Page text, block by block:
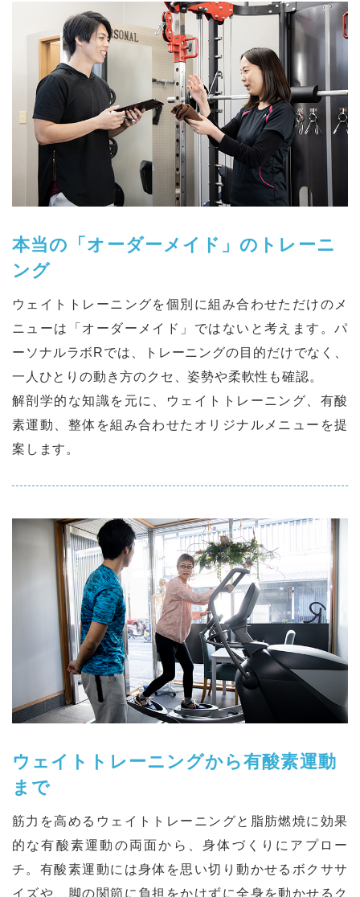
本当の「オーダーメイド」のトレーニ
ング
ウェイトトレーニングを個別に組み合わせただけのメ
ニューは「オーダーメイド」ではないと考えます。パ
ーソナルラボRでは、トレーニングの⽬的だけでなく、
⼀⼈ひとりの動き⽅のクセ、姿勢や柔軟性も確認。
解剖学的な知識を元に、ウェイトトレーニング、有酸
素運動、整体を組み合わせたオリジナルメニューを提
案します。
ウェイトトレーニングから有酸素運動
まで
筋⼒を⾼めるウェイトトレーニングと脂肪燃焼に効果
的な有酸素運動の両⾯から、⾝体づくりにアプロー
チ。有酸素運動には⾝体を思い切り動かせるボクササ
イズや、脚の関節に負担をかけずに全⾝を動かせるク